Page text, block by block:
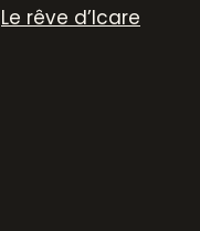
Le rêve d’Icare